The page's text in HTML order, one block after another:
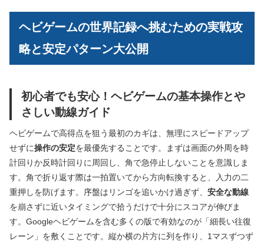
ヘビゲームの世界記録へ挑むための実戦攻
略と安定パターン大公開
初心者でも安心！ヘビゲームの基本操作とや
さしい動線ガイド
ヘビゲームで高得点を狙う最初のカギは、無理にスピードアップ
せずに操作の安定を最優先することです。まずは画面の外周を時
計回りか反時計回りに周回し、角で急停止しないことを意識しま
す。角で折り返す際は一拍置いてから方向転換すると、入力の二
重押しを防げます。序盤はリンゴを追いかけ過ぎず、 安全な動線
を崩さずに近いタイミングで拾うだけで十分にスコアが伸びま
す。Googleヘビゲームを含む多くの版で有効なのが「細長い往復
レーン」を敷くことです。縦か横の片方に列を作り、1マスずつず